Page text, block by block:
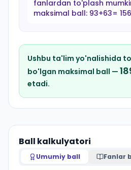
fanlardan to'plash
maksimal ball: 93+63=
Ushbu ta'lim yo'nalishida
bo'lgan maksimal ball —
etadi.
Ball kalkulyatori
Umumiy ball Fanlar